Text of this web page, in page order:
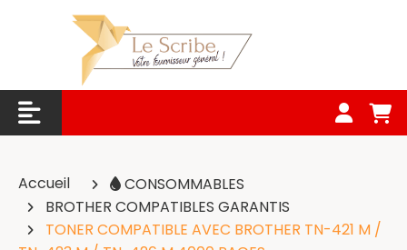
Accueil
CONSOMMABLES
BROTHER COMPATIBLES GARANTIS
TONER COMPATIBLE AVEC BROTHER TN-421 M /